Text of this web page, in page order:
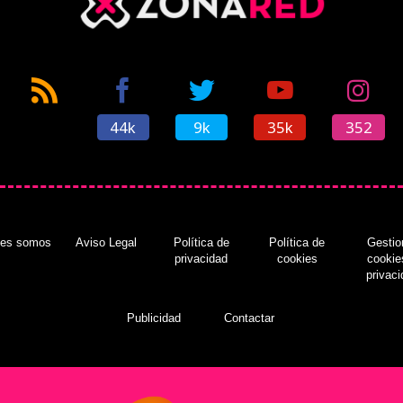
44k 9k 35k 352
somos Aviso Legal
Política de
privacidad
Política de
cookies
Publicidad Contactar